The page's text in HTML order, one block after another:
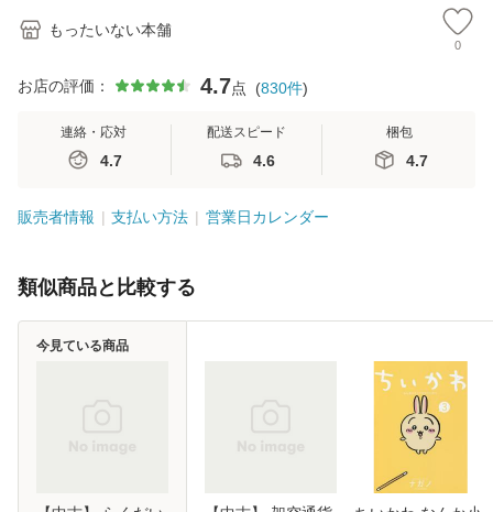
もったいない本舗
0
お店の評価： 4.7点 (830件)
連絡・応対
4.7
配送スピード
4.6
梱包
4.7
販売者情報 支払い方法 営業日カレンダー
類似商品と比較する
今見ている商品